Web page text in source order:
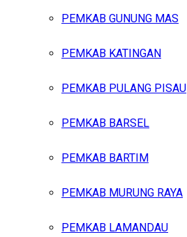
PEMKAB GUNUNG MAS
PEMKAB KATINGAN
PEMKAB PULANG PISAU
PEMKAB BARSEL
PEMKAB BARTIM
PEMKAB MURUNG RAYA
PEMKAB LAMANDAU